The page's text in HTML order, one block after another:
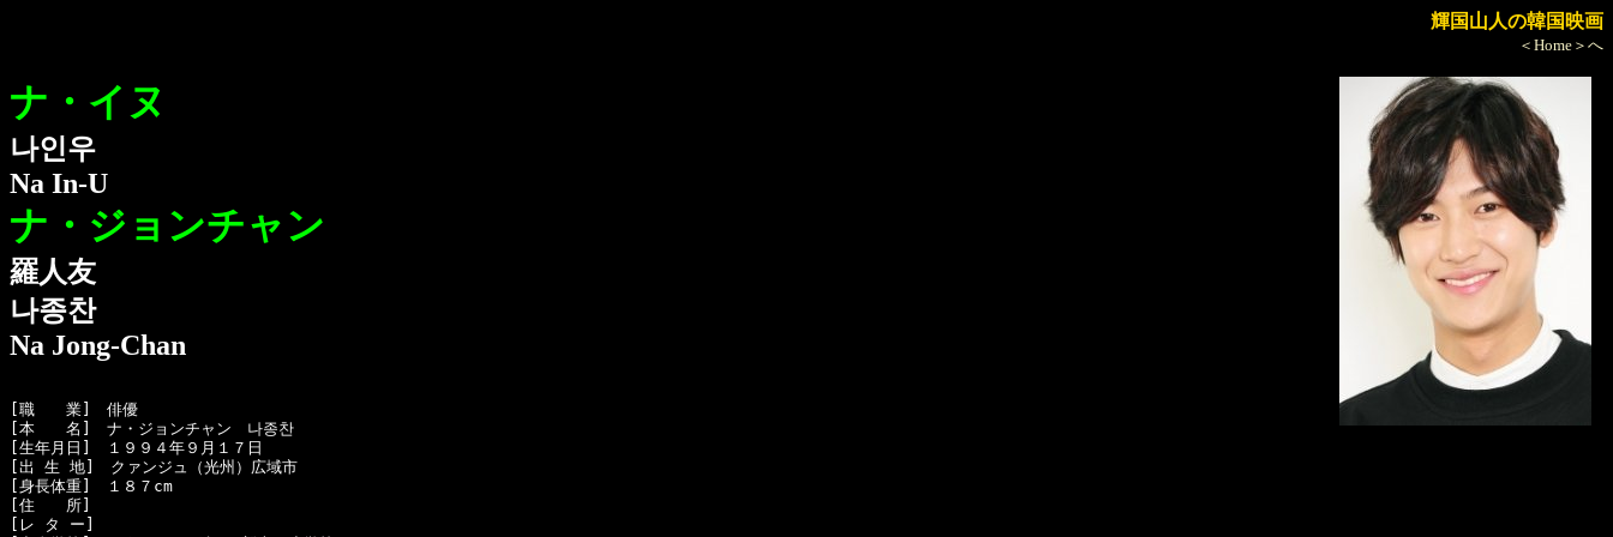
輝国山人の韓国映画
＜Home＞へ
ナ・イヌ
나인우
Na In-U
ナ・ジョンチャン
羅人友
나종찬
Na Jong-Chan
[職　　業]　俳優
[本　　名]　ナ・ジョンチャン　나종찬
[生年月日]　１９９４年９月１７日
[出 生 地]　クァンジュ（光州）広域市
[身長体重]　１８７cm
[住　　所]
[レ タ ー]